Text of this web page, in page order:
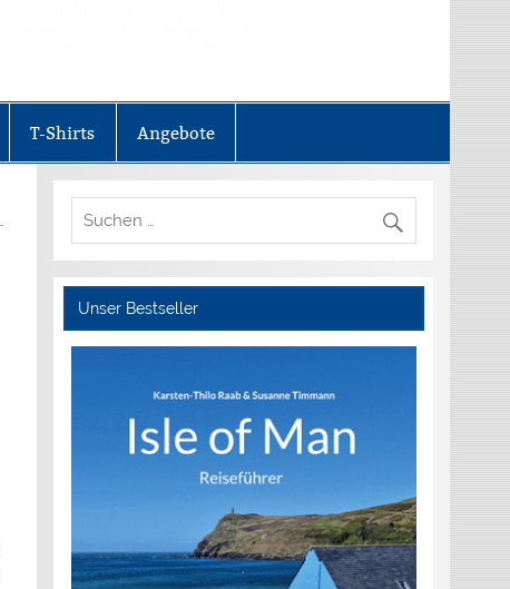
T-Shirts Angebote
Unser Bestseller